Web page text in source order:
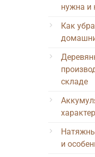
нужна и
Как
складе
и